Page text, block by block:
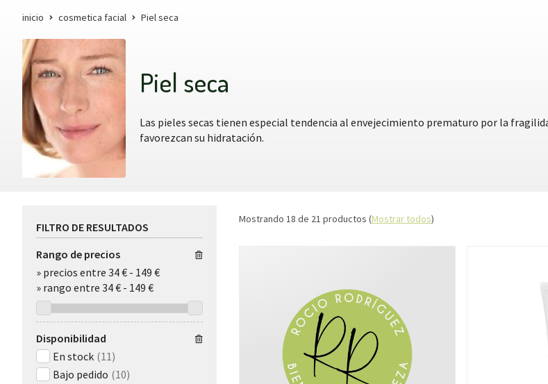
inicio cosmetica facial Piel seca
Piel seca
Las pieles secas tienen especial tendencia al envejecimiento prematuro por la
favorezcan su hidratación.
Mostrando 18 de 21 productos (Mostrar todos)
FILTRO DE RESULTADOS
Rango de precios
» precios entre 34 € - 149 €
» rango entre 34€ - 149 €
Disponibilidad
En stock (11)
Bajo pedido (10)